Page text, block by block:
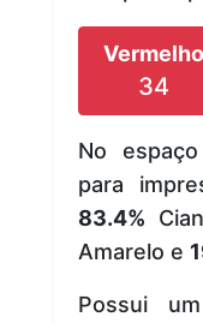
Vermelho
34
No
para
83.4%
Amarelo e
Possui